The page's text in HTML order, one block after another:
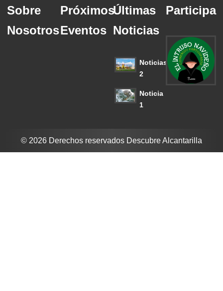
Sobre
Nosotros
Próximos
Eventos
Últimas
Noticias
Noticias
2
Noticia
1
Participa
© 2026 Derechos reservados Descubre Alcantarilla